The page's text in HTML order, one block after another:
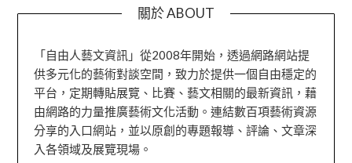
關於 ABOUT
「自由人藝文資訊」從2008年開始，透過網路網站提
供多元化的藝術對談空間，致力於提供一個自由穩定的
平台，定期轉貼展覽、比賽、藝文相關的最新資訊，藉
由網路的力量推廣藝術文化活動。連結數百項藝術資源
分享的入口網站，並以原創的專題報導、評論、文章深
入各領域及展覽現場。